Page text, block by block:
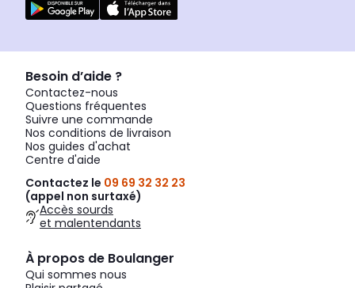
Besoin d’aide ?
Contactez-nous
Questions fréquentes
Suivre une commande
Nos conditions de livraison
Nos guides d'achat
Centre d'aide
Contactez le 09 69 32 32 23
(appel non surtaxé)
Accès sourds
et malentendants
À propos de Boulanger
Qui sommes nous